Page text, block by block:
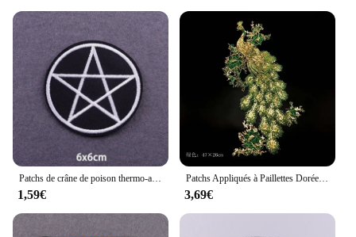
1,59€
Patchs Appliqués à Paillettes Dorées, Thermocollant, Phénix, Paon, Fer sur Tissu, Broderie en Dentelle pour Robe, Cheongsam, 47x26cm
3,69€